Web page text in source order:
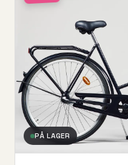
PÅ LAGER